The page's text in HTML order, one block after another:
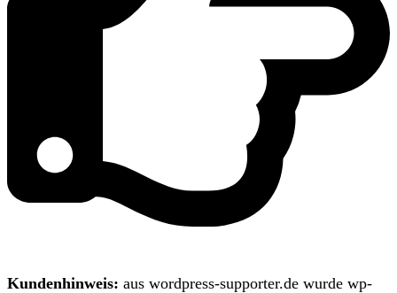
Kundenhinweis: aus wordpress-supporter.de wurde wp-